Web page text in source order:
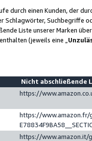
durch einen Kunden, der
Schlagwörter, Suchbegriffe
Liste unserer Marken
(jeweils eine „
Nicht abschließende
https://
https://www.amazon.fr/
https://www.amazon.it/